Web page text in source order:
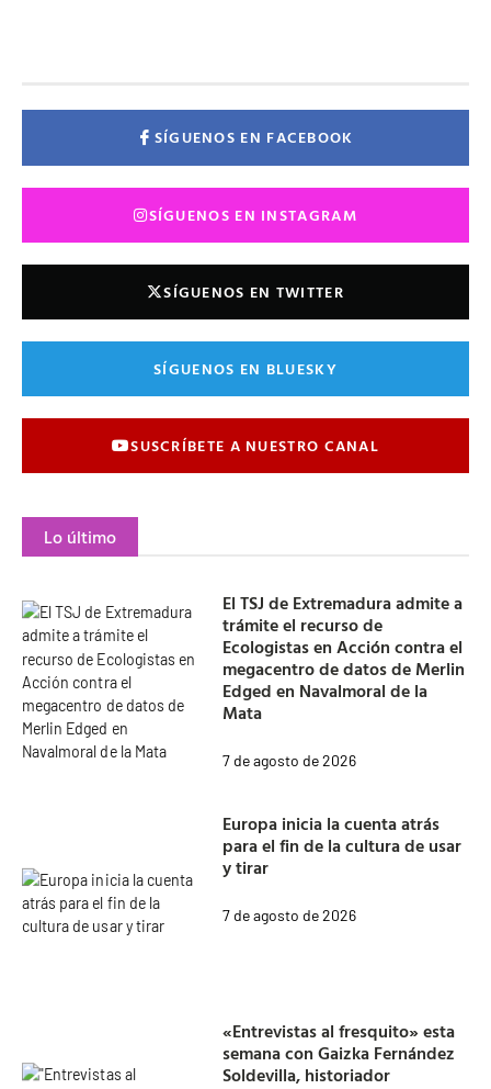
SÍGUENOS EN FACEBOOK
SÍGUENOS EN INSTAGRAM
SÍGUENOS EN TWITTER
SÍGUENOS EN BLUESKY
SUSCRÍBETE A NUESTRO CANAL
Lo último
El TSJ de Extremadura admite a
trámite el recurso de
Ecologistas en Acción contra el
megacentro de datos de Merlin
Edged en Navalmoral de la
Mata
7 de agosto de 2026
Europa inicia la cuenta atrás
para el fin de la cultura de usar
y tirar
7 de agosto de 2026
«Entrevistas al fresquito» esta
semana con Gaizka Fernández
Soldevilla, historiador